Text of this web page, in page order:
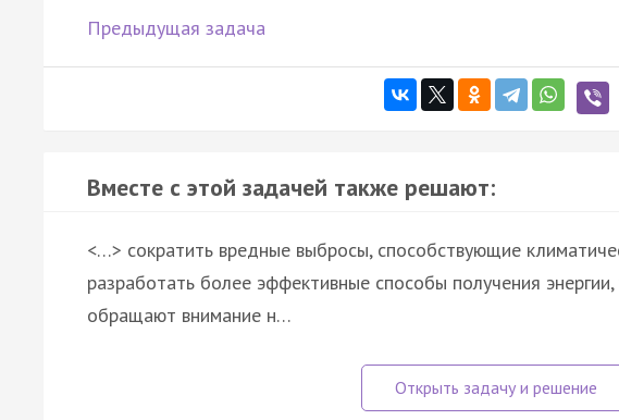
Предыдущая задача
Вместе с этой задачей также решают:
<…> сократить вредные выбросы, способствующие
разработать более эффективные способы получения
обращают внимание н…